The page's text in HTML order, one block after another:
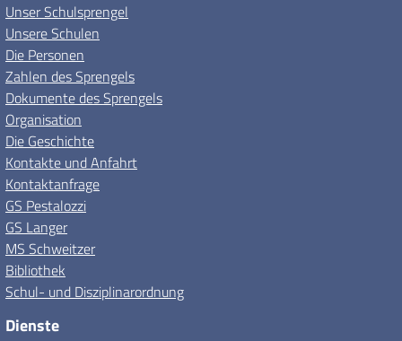
Unser Schulsprengel
Unsere Schulen
Die Personen
Zahlen des Sprengels
Dokumente des Sprengels
Organisation
Die Geschichte
Kontakte und Anfahrt
Kontaktanfrage
GS Pestalozzi
GS Langer
MS Schweitzer
Bibliothek
Schul- und Disziplinarordnung
Dienste